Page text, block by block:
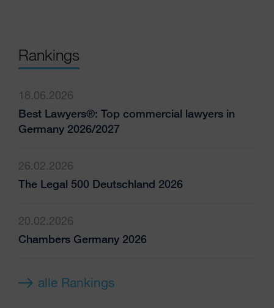
Rankings
18.06.2026
Best Lawyers®: Top commercial lawyers in
Germany 2026/2027
26.02.2026
The Legal 500 Deutschland 2026
20.02.2026
Chambers Germany 2026
alle Rankings